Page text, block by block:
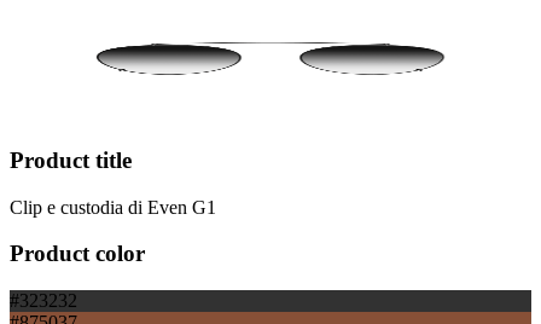
Product title
Clip e custodia di Even G1
Product color
#323232